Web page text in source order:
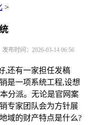
>
发布时间：2026-03-14 06:56
还有一家担任发稿
是一项系统工程,设想
分派。无论是官网案
专家团队会为方针展
域的财产特点是什么?